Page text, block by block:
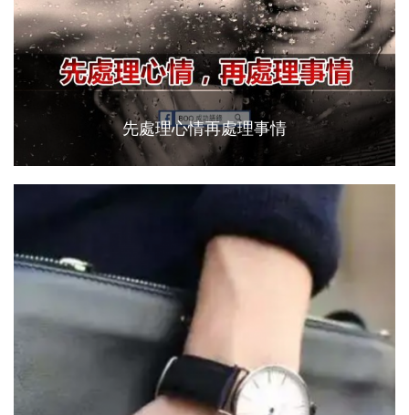
先處理心情再處理事情